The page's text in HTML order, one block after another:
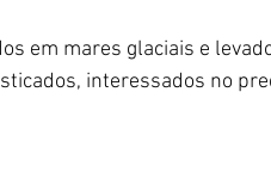
em mares glaciais e
interessados no